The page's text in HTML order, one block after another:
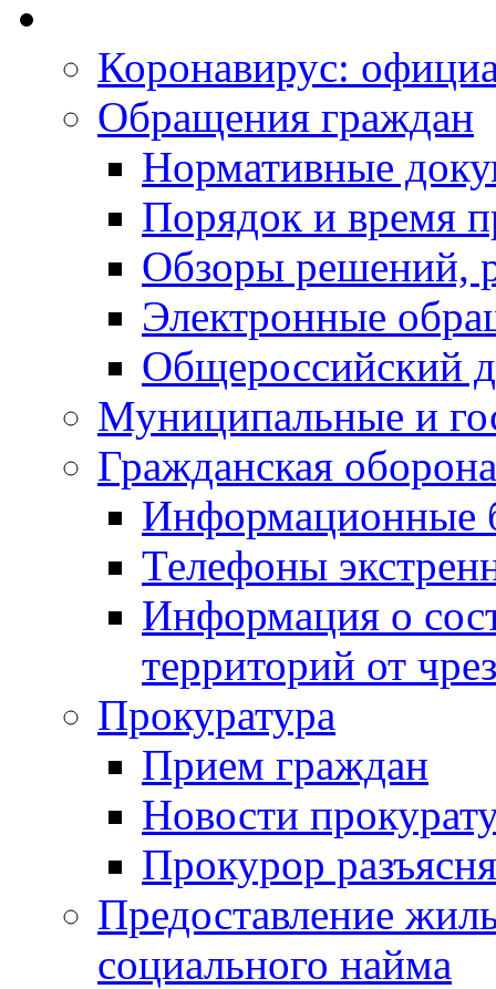
Коронавирус:
Обращения граждан
Нормативные
Порядок и время
Обзоры решений,
Электронные
Общероссийский
Муниципальные и
Гражданская
Информационные
Телефоны
Информация о
территорий от
Прокуратура
Прием граждан
Новости
Прокурор
Предоставление
социального найма